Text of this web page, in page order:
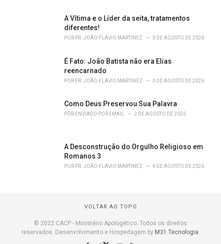
A Vítima e o Líder da seita, tratamentos
diferentes!
POR PR. JOÃO FLÁVIO MARTINEZ 3 DE AGOSTO DE 2026
É Fato: João Batista não era Elias
reencarnado
POR PR. JOÃO FLÁVIO MARTINEZ 3 DE AGOSTO DE 2026
Como Deus Preservou Sua Palavra
POR ENVIADO POR EMAIL 2 DE AGOSTO DE 2026
A Desconstrução do Orgulho Religioso em
Romanos 3
POR PR. JOÃO FLÁVIO MARTINEZ 4 DE AGOSTO DE 2026
VOLTAR AO TOPO
© 2022 CACP - Ministério Apologético. Todos os direitos
reservados. Desenvolvimento e Hospedagem by M31 Tecnologia